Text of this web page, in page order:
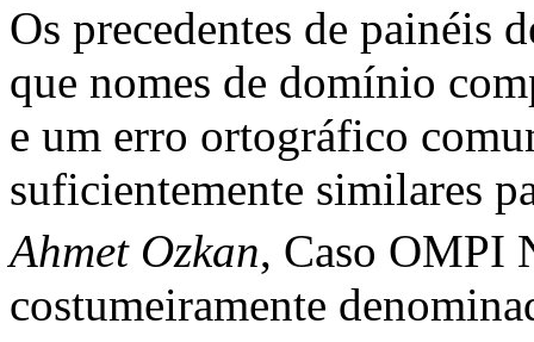
Os precedentes de painéis
que nomes de domínio
e um erro ortográfico
suficientemente similares
Ahmet Ozkan, Caso OMPI
costumeiramente